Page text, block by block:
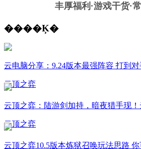
丰厚福利 ·游戏干货·
����Ķ�
云电脑分享：9.24版本最强阵容 打到
云顶之弈
云顶之弈：陆游剑加持，暗夜猎手现！
云顶之弈
云顶之弈10.5版本炼狱召唤玩法思路